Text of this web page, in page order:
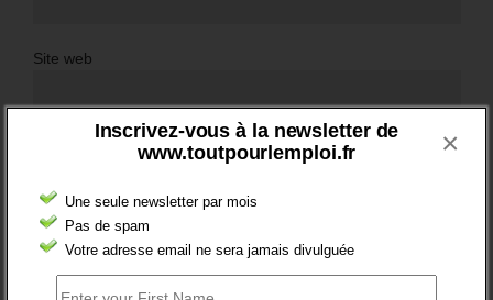
Inscrivez-vous à la newsletter de
www.toutpourlemploi.fr
Une seule newsletter par mois
Pas de spam
Votre adresse email ne sera jamais divulguée
×
Site web